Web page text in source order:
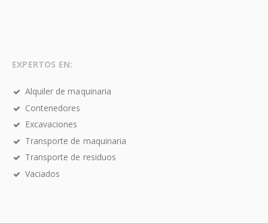
EXPERTOS EN:
Alquiler de maquinaria
Contenedores
Excavaciones
Transporte de maquinaria
Transporte de residuos
Vaciados